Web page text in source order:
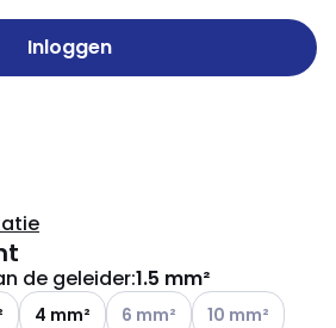
Inloggen
de geleider:1.5 mm²
4 mm² Andere varianten (Huidige
6 mm² Andere
10 mm²